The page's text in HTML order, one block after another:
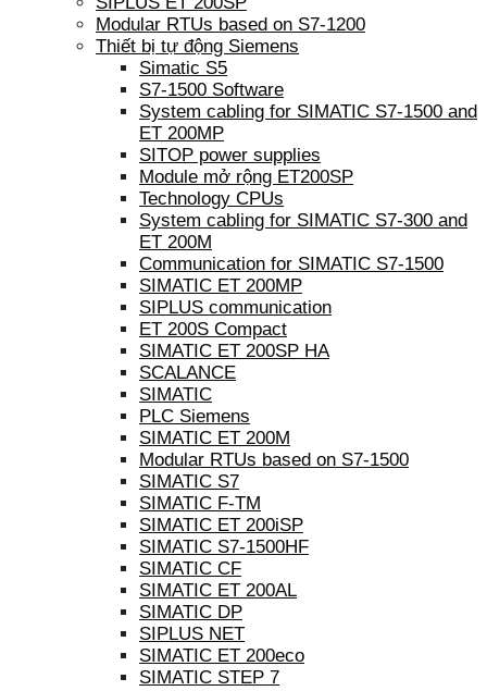
Modular RTUs based on S7-1200
Thiết bị tự động Siemens
Simatic S5
S7-1500 Software
System cabling for SIMATIC S7-1500 and
ET 200MP
SITOP power supplies
Module mở rộng ET200SP
Technology CPUs
System cabling for SIMATIC S7-300 and
ET 200M
Communication for SIMATIC S7-1500
SIMATIC ET 200MP
SIPLUS communication
ET 200S Compact
SIMATIC ET 200SP HA
SCALANCE
SIMATIC
PLC Siemens
SIMATIC ET 200M
Modular RTUs based on S7-1500
SIMATIC S7
SIMATIC F-TM
SIMATIC ET 200iSP
SIMATIC S7-1500HF
SIMATIC CF
SIMATIC ET 200AL
SIMATIC DP
SIPLUS NET
SIMATIC ET 200eco
SIMATIC STEP 7